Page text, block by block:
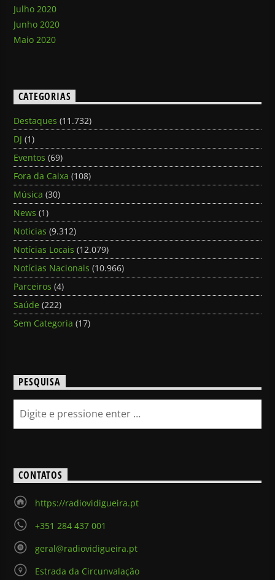
Julho 2020
Junho 2020
Maio 2020
CATEGORIAS
Destaques (11.732)
DJ (1)
Eventos (69)
Fora da Caixa (108)
Música (30)
News (1)
Noticias (9.312)
Notícias Locais (12.079)
Notícias Nacionais (10.966)
Parceiros (4)
Saúde (222)
Sem Categoria (17)
PESQUISA
CONTATOS
https://radiovidigueira.pt
+351 284 437 001
geral@radiovidigueira.pt
Estrada da Circunvalação